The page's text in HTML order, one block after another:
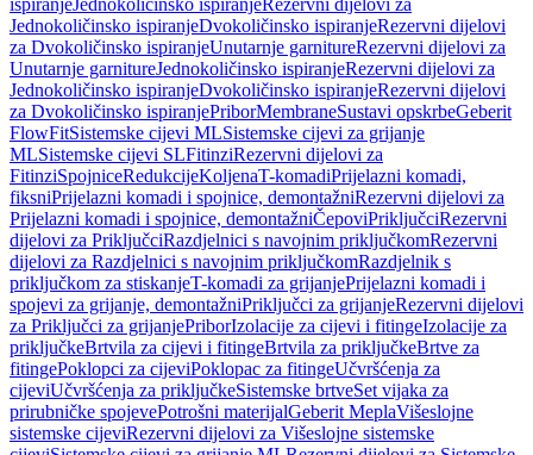
ispiranjeJednokoličinsko ispiranjeRezervni dijelovi za
Jednokoličinsko ispiranjeDvokoličinsko ispiranjeRezervni dijelovi
za Dvokoličinsko ispiranjeUnutarnje garnitureRezervni dijelovi za
Unutarnje garnitureJednokoličinsko ispiranjeRezervni dijelovi za
Jednokoličinsko ispiranjeDvokoličinsko ispiranjeRezervni dijelovi
za Dvokoličinsko ispiranjePriborMembraneSustavi opskrbeGeberit
FlowFitSistemske cijevi MLSistemske cijevi za grijanje
MLSistemske cijevi SLFitinziRezervni dijelovi za
FitinziSpojniceRedukcijeKoljenaT-komadiPrijelazni komadi,
fiksniPrijelazni komadi i spojnice, demontažniRezervni dijelovi za
Prijelazni komadi i spojnice, demontažniČepoviPriključciRezervni
dijelovi za PriključciRazdjelnici s navojnim priključkomRezervni
dijelovi za Razdjelnici s navojnim priključkomRazdjelnik s
priključkom za stiskanjeT-komadi za grijanjePrijelazni komadi i
spojevi za grijanje, demontažniPriključci za grijanjeRezervni dijelovi
za Priključci za grijanjePriborIzolacije za cijevi i fitingeIzolacije za
priključkeBrtvila za cijevi i fitingeBrtvila za priključkeBrtve za
fitingePoklopci za cijeviPoklopac za fitingeUčvršćenja za
cijeviUčvršćenja za priključkeSistemske brtveSet vijaka za
prirubničke spojevePotrošni materijalGeberit MeplaVišeslojne
sistemske cijeviRezervni dijelovi za Višeslojne sistemske